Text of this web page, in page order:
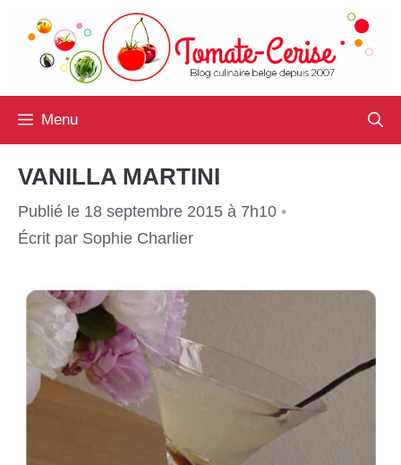
contenu
Menu
VANILLA MARTINI
Publié le 18 septembre 2015 à 7h10 •
Écrit par Sophie Charlier